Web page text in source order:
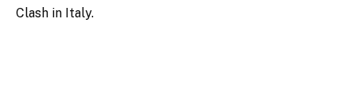
Clash in Italy.